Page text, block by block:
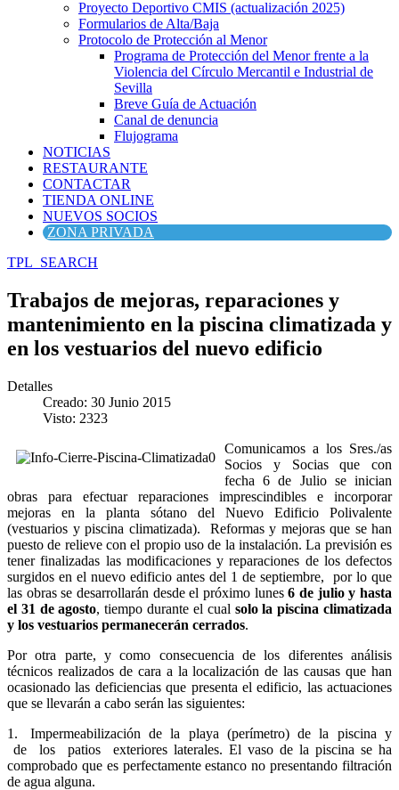
Proyecto Deportivo CMIS (actualización 2025)
Formularios de Alta/Baja
Protocolo de Protección al Menor
Programa de Protección del Menor frente a la
Violencia del Círculo Mercantil e Industrial de
Sevilla
Breve Guía de Actuación
Canal de denuncia
Flujograma
NOTICIAS
RESTAURANTE
CONTACTAR
TIENDA ONLINE
NUEVOS SOCIOS
ZONA PRIVADA
TPL_SEARCH
Trabajos de mejoras, reparaciones y
mantenimiento en la piscina climatizada y
en los vestuarios del nuevo edificio
Detalles
Creado: 30 Junio 2015
Visto: 2323
Comunicamos a los Sres./as
Socios y Socias que con
fecha 6 de Julio se inician
obras para efectuar reparaciones imprescindibles e incorporar
mejoras en la planta sótano del Nuevo Edificio Polivalente
(vestuarios y piscina climatizada). Reformas y mejoras que se han
puesto de relieve con el propio uso de la instalación. La previsión es
tener finalizadas las modificaciones y reparaciones de los defectos
surgidos en el nuevo edificio antes del 1 de septiembre, por lo que
las obras se desarrollarán desde el próximo lunes6 de julio y hasta
el 31 de agosto, tiempo durante el cual solo la piscina climatizada
y los vestuarios permanecerán cerrados.
Por otra parte, y como consecuencia de los diferentes análisis
técnicos realizados de cara a la localización de las causas que han
ocasionado las deficiencias que presenta el edificio, las actuaciones
que se llevarán a cabo serán las siguientes:
1. Impermeabilización de la playa (perímetro) de la piscina y
de los patios exteriores laterales. El vaso de la piscina se ha
comprobado que es perfectamente estanco no presentando filtración
de agua alguna.